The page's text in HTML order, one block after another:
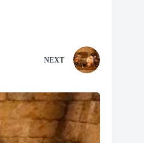
NEXT